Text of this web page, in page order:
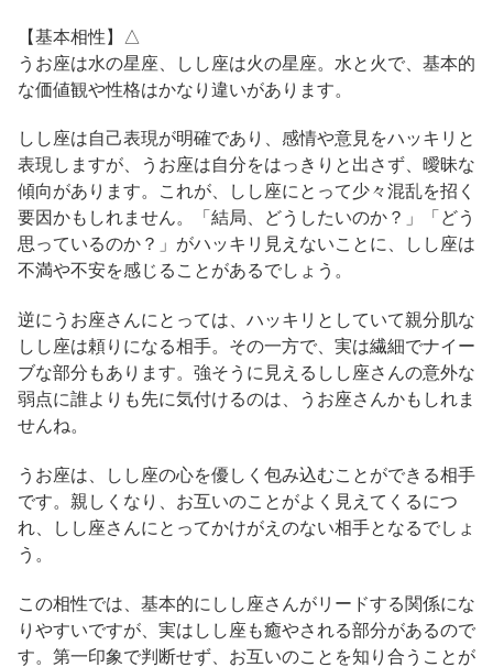
【基本相性】△
うお座は水の星座、しし座は火の星座。水と火で、基本的
な価値観や性格はかなり違いがあります。
しし座は自己表現が明確であり、感情や意見をハッキリと
表現しますが、うお座は自分をはっきりと出さず、曖昧な
傾向があります。これが、しし座にとって少々混乱を招く
要因かもしれません。「結局、どうしたいのか？」「どう
思っているのか？」がハッキリ見えないことに、しし座は
不満や不安を感じることがあるでしょう。
逆にうお座さんにとっては、ハッキリとしていて親分肌な
しし座は頼りになる相手。その一方で、実は繊細でナイー
ブな部分もあります。強そうに見えるしし座さんの意外な
弱点に誰よりも先に気付けるのは、うお座さんかもしれま
せんね。
うお座は、しし座の心を優しく包み込むことができる相手
です。親しくなり、お互いのことがよく見えてくるにつ
れ、しし座さんにとってかけがえのない相手となるでしょ
う。
この相性では、基本的にしし座さんがリードする関係にな
りやすいですが、実はしし座も癒やされる部分があるので
す。第一印象で判断せず、お互いのことを知り合うことが